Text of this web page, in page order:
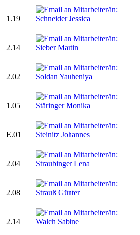
1.19
2.14
2.02
1.05
E.01
2.04
2.08
2.14